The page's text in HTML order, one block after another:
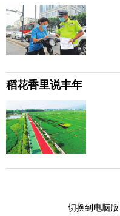
稻花香里说丰年
切换到电脑版